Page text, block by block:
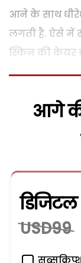
आने के साथ
लगती है. ऐसे में
स्किन की केयर
आगे
डिजिटल
USD99